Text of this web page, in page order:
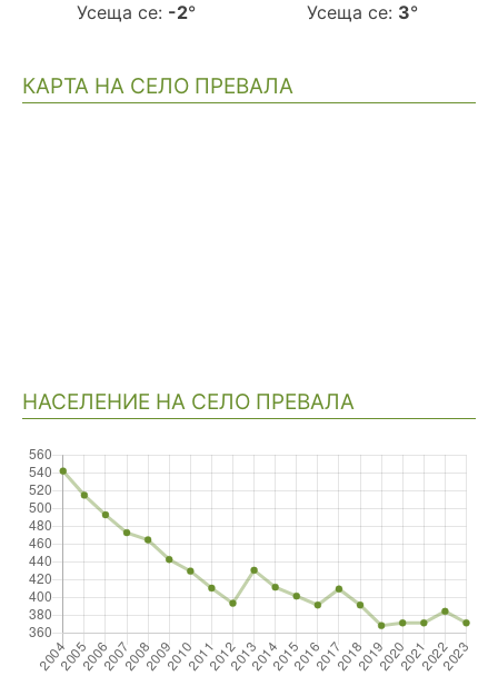
Усеща се: -2°
Усеща се: 3°
КАРТА НА СЕЛО ПРЕВАЛА
НАСЕЛЕНИЕ НА СЕЛО ПРЕВАЛА